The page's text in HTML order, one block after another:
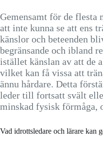
Gemensamt för de flesta
att inte kunna se att ens
känslor och beteenden
begränsande och ibland
istället känslan av att de
vilket kan få vissa att
ännu hårdare. Detta
leder till fortsatt svält
minskad fysisk förmåga,
Vad idrottsledare och lärare kan